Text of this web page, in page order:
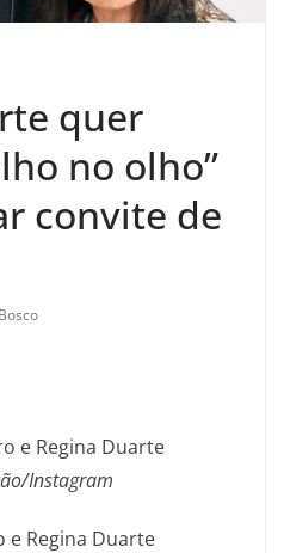
quer
no olho”
convite de
Instagram
e Regina Duarte